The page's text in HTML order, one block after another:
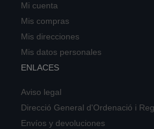
Mi cuenta
Mis compras
Mis direcciones
Mis datos personales
ENLACES
Aviso legal
Direcció General d'Ordenació i
Envíos y devoluciones